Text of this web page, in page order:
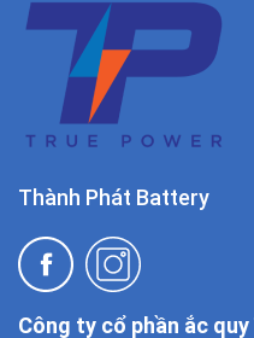
Thành Phát Battery
Công ty cổ phần ắc